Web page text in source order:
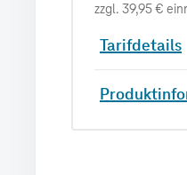
zzgl. 39,95 €
Tarifdetails